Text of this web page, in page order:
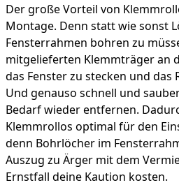
Der große Vorteil von
Montage. Denn statt wie sonst
Fensterrahmen bohren zu
mitgelieferten Klemmträger an
das Fenster zu stecken und das
Und genauso schnell und
Bedarf wieder entfernen.
Klemmrollos optimal für den
denn Bohrlöcher im
Auszug zu Ärger mit dem
Ernstfall deine Kaution kosten.